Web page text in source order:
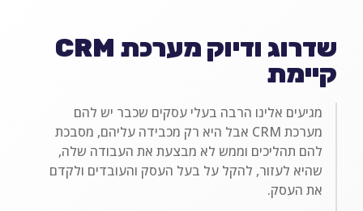
שדרוג ודיוק מערכת CRM
קיימת
מגיעים אלינו הרבה בעלי עסקים שכבר יש להם
מערכת CRM אבל היא רק מכבידה עליהם, מסבכת
להם תהליכים וממש לא מבצעת את העבודה שלה,
שהיא לעזור, להקל על בעל העסק והעובדים ולקדם
את העסק.